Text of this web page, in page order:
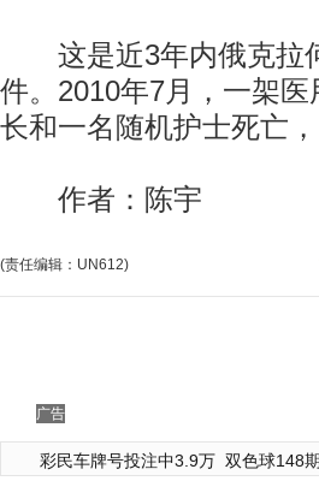
这是近3年内俄克拉
件。2010年7月，一架
长和一名随机护士死亡
作者：陈宇
(责任编辑：UN612)
广告
彩民车牌号投注中3.9万 双色球148